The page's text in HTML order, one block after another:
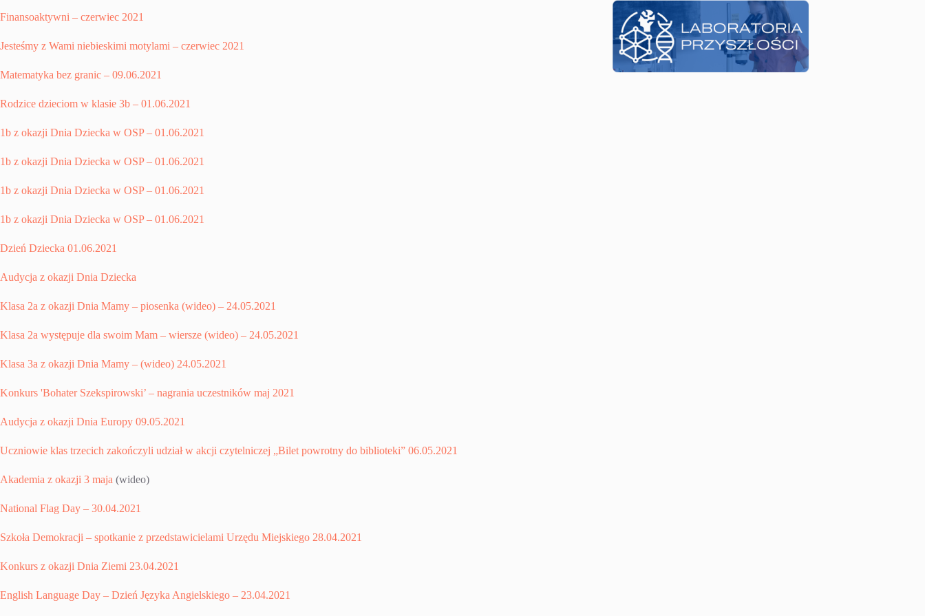
Finansoaktywni – czerwiec 2021
Jesteśmy z Wami niebieskimi motylami – czerwiec 2021
Matematyka bez granic – 09.06.2021
Rodzice dzieciom w klasie 3b – 01.06.2021
1b z okazji Dnia Dziecka w OSP – 01.06.2021
1b z okazji Dnia Dziecka w OSP – 01.06.2021
1b z okazji Dnia Dziecka w OSP – 01.06.2021
1b z okazji Dnia Dziecka w OSP – 01.06.2021
Dzień Dziecka 01.06.2021
Audycja z okazji Dnia Dziecka
Klasa 2a z okazji Dnia Mamy – piosenka (wideo) – 24.05.2021
Klasa 2a występuje dla swoim Mam – wiersze (wideo) – 24.05.2021
Klasa 3a z okazji Dnia Mamy – (wideo) 24.05.2021
Konkurs 'Bohater Szekspirowski’ – nagrania uczestników maj 2021
Audycja z okazji Dnia Europy 09.05.2021
Uczniowie klas trzecich zakończyli udział w akcji czytelniczej „Bilet powrotny do biblioteki” 06.05.2021
Akademia z okazji 3 maja (wideo)
National Flag Day – 30.04.2021
Szkoła Demokracji – spotkanie z przedstawicielami Urzędu Miejskiego 28.04.2021
Konkurs z okazji Dnia Ziemi 23.04.2021
English Language Day – Dzień Języka Angielskiego – 23.04.2021